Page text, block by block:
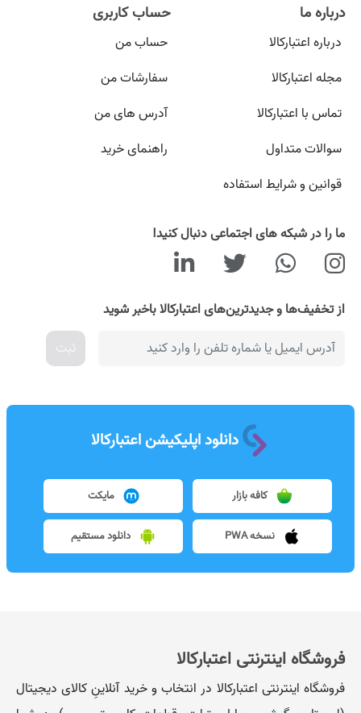
درباره ما
درباره اعتبارکالا
مجله اعتبارکالا
تماس با اعتبارکالا
سوالات متداول
قوانین و شرایط استفاده
حساب کاربری
حساب من
سفارشات من
آدرس های من
راهنمای خرید
ما را در شبکه های اجتماعی دنبال کنید!
از تخفیف‌ها و جدیدترین‌های اعتبارکالا باخبر شوید
ثبت
دانلود اپلیکیشن اعتبارکالا
کافه بازار مایکت
نسخه PWA دانلود مستقیم
فروشگاه اینترنتی اعتبارکالا
فروشگاه اینترنتی اعتبارکالا در انتخاب و خرید آنلاینِ کالای دیجیتال